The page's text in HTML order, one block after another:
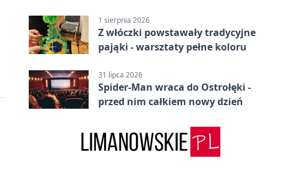
1 sierpnia 2026
Z włóczki powstawały tradycyjne
pająki - warsztaty pełne koloru
31 lipca 2026
Spider-Man wraca do Ostrołęki -
przed nim całkiem nowy dzień